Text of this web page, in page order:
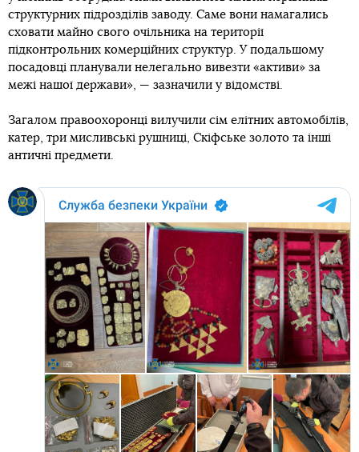
структурних підрозділів заводу. Саме вони намагались
сховати майно свого очільника на території
підконтрольних комерційних структур. У подальшому
посадовці планували нелегально вивезти «активи» за
межі нашої держави», — зазначили у відомстві.
Загалом правоохоронці вилучили сім елітних автомобілів,
катер, три мисливські рушниці, Скіфське золото та інші
античні предмети.